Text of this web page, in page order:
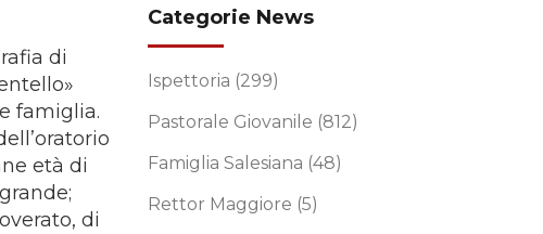
di
famiglia.
età di
di
Categorie News
Ispettoria (299)
Pastorale Giovanile (812)
Famiglia Salesiana (48)
Rettor Maggiore (5)